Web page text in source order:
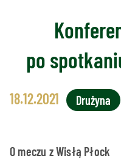
po
18.12.2021 Drużyna
O meczu z Wisłą Płock